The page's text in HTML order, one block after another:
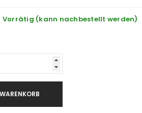
Vorrätig (kann nachbestellt werden)